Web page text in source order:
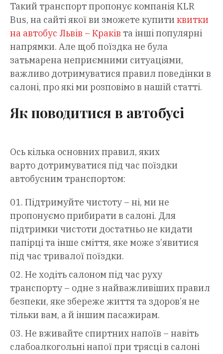
Такий транспорт пропонує компанія KLR
Bus, на сайті якої ви зможете купити квитки
на автобус Львів – Краків та інші популярні
напрямки. Але щоб поїздка не була
затьмарена неприємними ситуаціями,
важливо дотримуватися правил поведінки в
салоні, про які ми розповімо в нашій статті.
Як поводитися в автобусі
Ось кілька основних правил, яких
варто дотримуватися під час поїздки
автобусним транспортом:
Підтримуйте чистоту – ні, ми не
пропонуємо прибирати в салоні. Для
підтримки чистоти достатньо не кидати
папірці та інше сміття, яке може з’явитися
під час тривалої поїздки.
Не ходіть салоном під час руху
транспорту – одне з найважливіших правил
безпеки, яке збереже життя та здоров’я не
тільки вам, а й іншим пасажирам.
Не вживайте спиртних напоїв – навіть
слабоалкогольні напої при трясці в салоні